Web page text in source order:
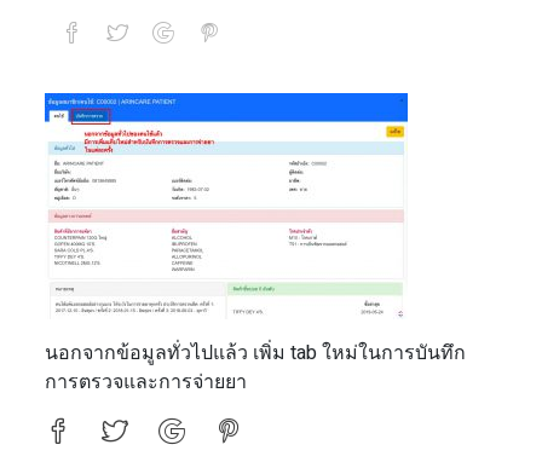
POS Encounters
นอกจากข้อมูลทั่วไปแล้ว เพิ่ม tab ใหม่ในการบันทึก
การตรวจและการจ่ายยา